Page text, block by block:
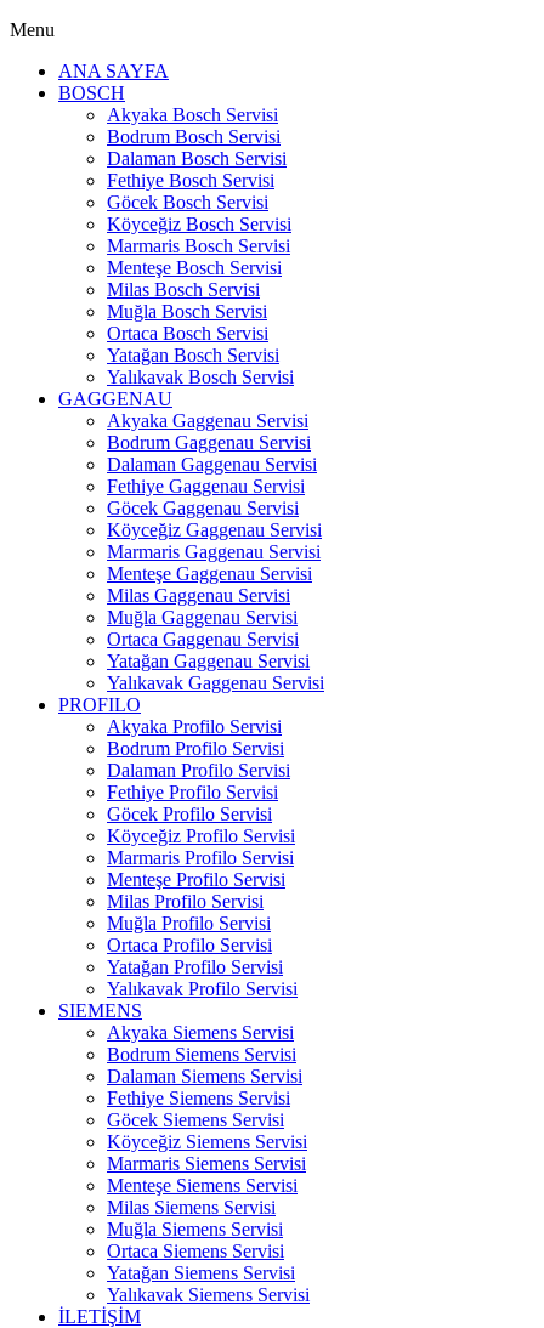
Menu
ANA SAYFA
BOSCH
Akyaka Bosch Servisi
Bodrum Bosch Servisi
Dalaman Bosch Servisi
Fethiye Bosch Servisi
Göcek Bosch Servisi
Köyceğiz Bosch Servisi
Marmaris Bosch Servisi
Menteşe Bosch Servisi
Milas Bosch Servisi
Muğla Bosch Servisi
Ortaca Bosch Servisi
Yatağan Bosch Servisi
Yalıkavak Bosch Servisi
GAGGENAU
Akyaka Gaggenau Servisi
Bodrum Gaggenau Servisi
Dalaman Gaggenau Servisi
Fethiye Gaggenau Servisi
Göcek Gaggenau Servisi
Köyceğiz Gaggenau Servisi
Marmaris Gaggenau Servisi
Menteşe Gaggenau Servisi
Milas Gaggenau Servisi
Muğla Gaggenau Servisi
Ortaca Gaggenau Servisi
Yatağan Gaggenau Servisi
Yalıkavak Gaggenau Servisi
PROFILO
Akyaka Profilo Servisi
Bodrum Profilo Servisi
Dalaman Profilo Servisi
Fethiye Profilo Servisi
Göcek Profilo Servisi
Köyceğiz Profilo Servisi
Marmaris Profilo Servisi
Menteşe Profilo Servisi
Milas Profilo Servisi
Muğla Profilo Servisi
Ortaca Profilo Servisi
Yatağan Profilo Servisi
Yalıkavak Profilo Servisi
SIEMENS
Akyaka Siemens Servisi
Bodrum Siemens Servisi
Dalaman Siemens Servisi
Fethiye Siemens Servisi
Göcek Siemens Servisi
Köyceğiz Siemens Servisi
Marmaris Siemens Servisi
Menteşe Siemens Servisi
Milas Siemens Servisi
Muğla Siemens Servisi
Ortaca Siemens Servisi
Yatağan Siemens Servisi
Yalıkavak Siemens Servisi
İLETİŞİM